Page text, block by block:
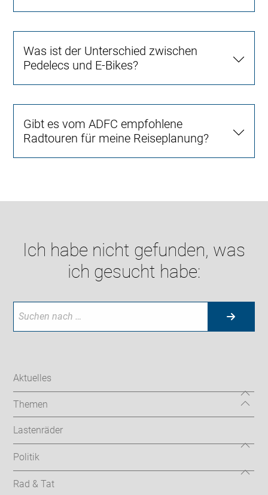
Was ist der Unterschied zwischen
Pedelecs und E-Bikes?
Gibt es vom ADFC empfohlene
Radtouren für meine Reiseplanung?
Ich habe nicht gefunden, was
ich gesucht habe:
Aktuelles
Themen
Lastenräder
Politik
Rad & Tat